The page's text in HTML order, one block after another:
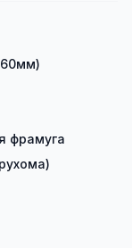
фрамуга